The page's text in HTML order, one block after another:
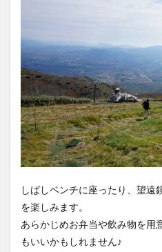
しばしベンチに座ったり、望遠
を楽しみます。
あらかじめお弁当や飲み物を用
もいいかもしれません♪